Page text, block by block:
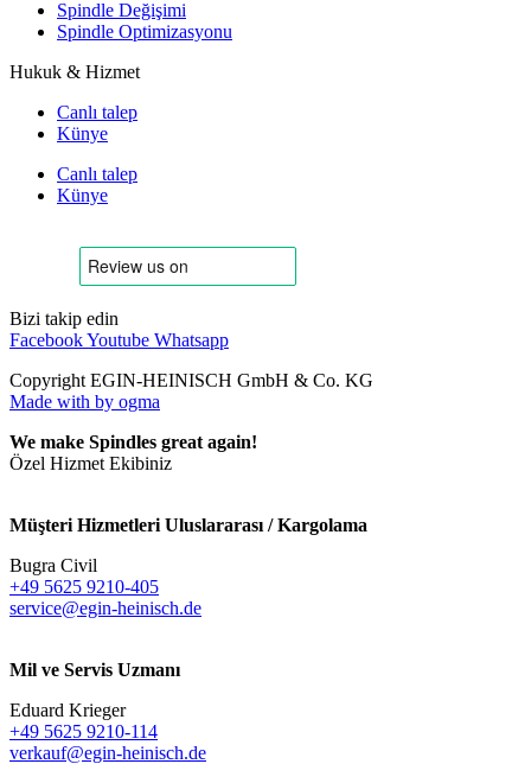
Spindle Değişimi
Spindle Optimizasyonu
Hukuk & Hizmet
Canlı talep
Künye
Canlı talep
Künye
Bizi takip edin
FacebookYoutube Whatsapp
Copyright EGIN-HEINISCH GmbH & Co. KG
Made with by ogma
We make Spindles great again!
Özel Hizmet Ekibiniz
Müşteri Hizmetleri Uluslararası / Kargolama
Bugra Civil
+49 5625 9210-405
service@egin-heinisch.de
Mil ve Servis Uzmanı
Eduard Krieger
+49 5625 9210-114
verkauf@egin-heinisch.de